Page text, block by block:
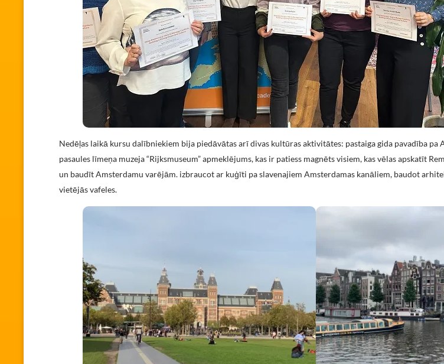
Nedēļas laikā kursu dalībniekiem bija piedāvātas arī divas kultūras aktivitātes: pastaiga gida pavadība pa
pasaules līmeņa muzeja “Rijksmuseum” apmeklējums, kas ir patiess magnēts visiem, kas vēlas apskatīt
un baudīt Amsterdamu varējām. izbraucot ar kuģīti pa slavenajiem Amsterdamas kanāliem, baudot
vietējās vafeles.